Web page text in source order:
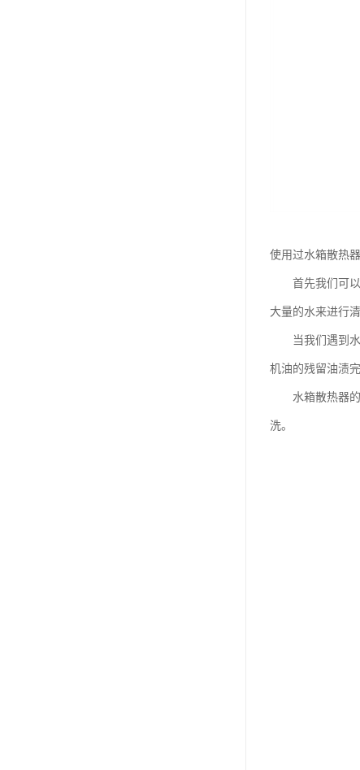
使用过水箱散热
首先我们可以
大量的水来进行清
当我们遇到水
机油的残留油渍
水箱散热器的
洗。